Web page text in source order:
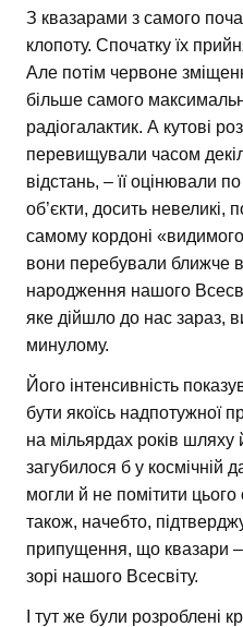
З квазарами з самого
клопоту. Спочатку їх
Але потім червоне
більше самого
радіогалактик. А кутові
перевищували часом
відстань, – її оцінювали
об’єкти, досить невеликі,
самому кордоні
вони перебували ближче
народження нашого
яке дійшло до нас зараз,
минулому.
Його інтенсивність
бути якоїсь надпотужної
на мільярдах років
загубилося б у космічній
могли й не помітити цього
також, начебто,
припущення, що квазари
зорі нашого Всесвіту.
І тут же були розроблені